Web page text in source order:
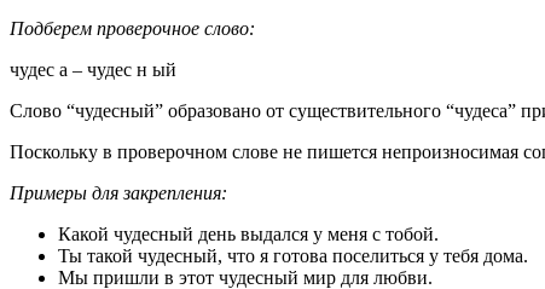
Подберем проверочное слово:
чудес а – чудес н ый
Слово “чудесный” образовано от существительного “чудеса”
Поскольку в проверочном слове не пишется непроизносимая
Примеры для закрепления:
Какой чудесный день выдался у меня с тобой.
Ты такой чудесный, что я готова поселиться у тебя дома.
Мы пришли в этот чудесный мир для любви.